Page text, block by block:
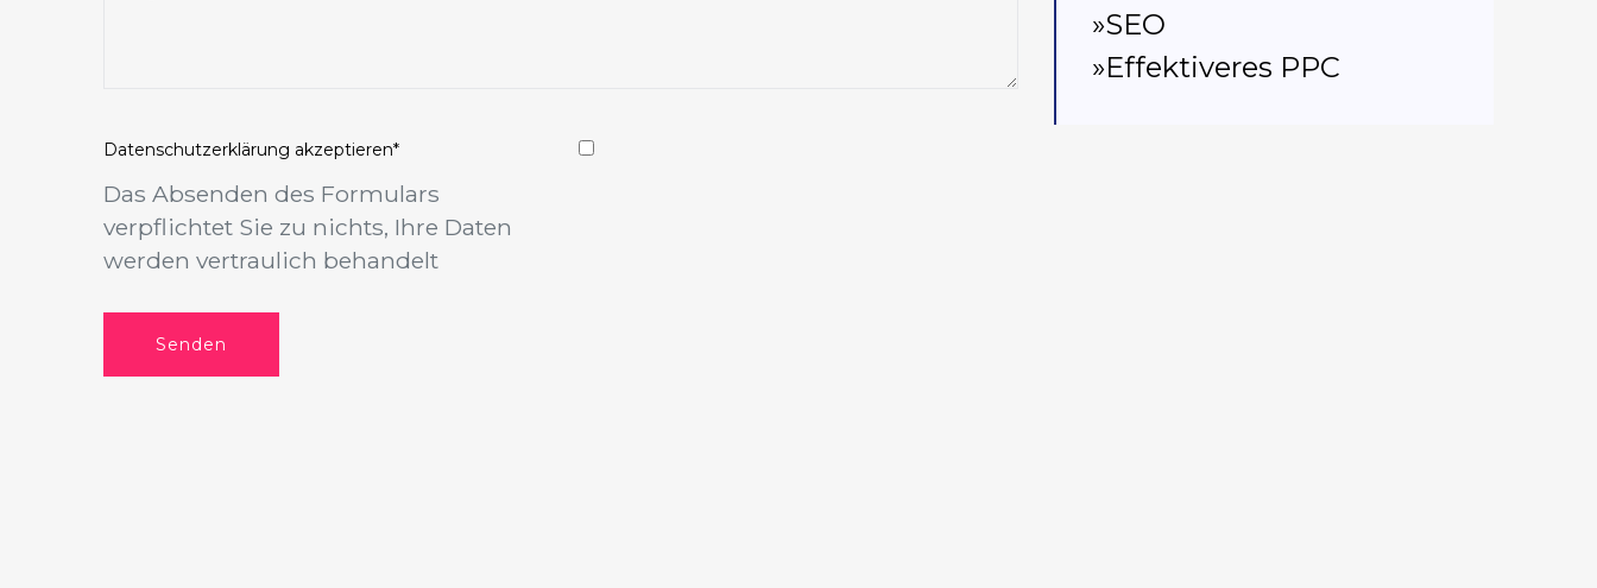
Datenschutzerklärung akzeptieren*
Das Absenden des Formulars
verpflichtet Sie zu nichts, Ihre Daten
werden vertraulich behandelt
Senden
»SEO
»Effektiveres PPC